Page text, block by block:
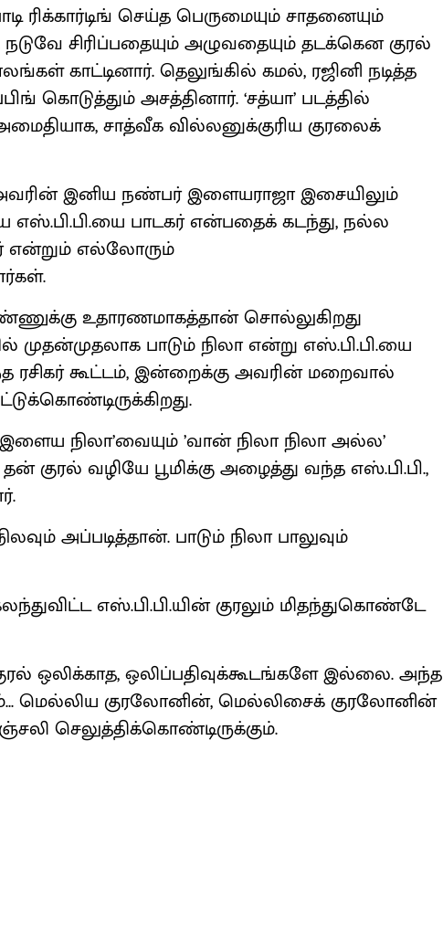
ரிக்கார்டிங் செய்த பெருமையும் சாதனையும்
சிரிப்பதையும் அழுவதையும் தடக்கென குரல்
காட்டினார். தெலுங்கில் கமல், ரஜினி நடித்த
கொடுத்தும் அசத்தினார். ‘சத்யா’ படத்தில்
சாத்வீக வில்லனுக்குரிய குரலைக்
இனிய நண்பர் இளையராஜா இசையிலும்
எஸ்.பி.பி.யை பாடகர் என்பதைக் கடந்து, நல்ல
என்றும் எல்லோரும்
உதாரணமாகத்தான் சொல்லுகிறது
பாடும் நிலா என்று எஸ்.பி.பி.யை
ரசிகர் கூட்டம், இன்றைக்கு அவரின் மறைவால்
நிலா’வையும் ’வான் நிலா நிலா அல்ல’
குரல் வழியே பூமிக்கு அழைத்து வந்த எஸ்.பி.பி.,
அப்படித்தான். பாடும் நிலா பாலுவும்
எஸ்.பி.பி.யின் குரலும் மிதந்துகொண்டே
ஒலிக்காத, ஒலிப்பதிவுக்கூடங்களே இல்லை. அந்த
மெல்லிய குரலோனின், மெல்லிசைக் குரலோனின்
செலுத்திக்கொண்டிருக்கும்.